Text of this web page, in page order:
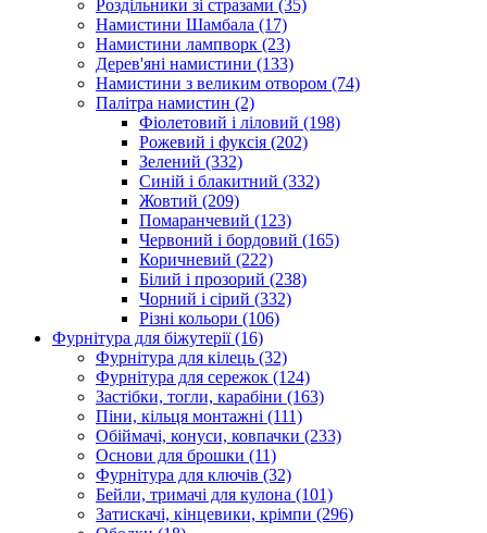
Роздільники зі стразами (35)
Намистини Шамбала (17)
Намистини лампворк (23)
Дерев'яні намистини (133)
Намистини з великим отвором (74)
Палітра намистин (2)
Фіолетовий і ліловий (198)
Рожевий і фуксія (202)
Зелений (332)
Синій і блакитний (332)
Жовтий (209)
Помаранчевий (123)
Червоний і бордовий (165)
Коричневий (222)
Білий і прозорий (238)
Чорний і сірий (332)
Різні кольори (106)
Фурнітура для біжутерії(16)
Фурнітура для кілець (32)
Фурнітура для сережок (124)
Застібки, тогли, карабіни (163)
Піни, кільця монтажні (111)
Обіймачі, конуси, ковпачки (233)
Основи для брошки (11)
Фурнітура для ключів (32)
Бейли, тримачі для кулона (101)
Затискачі, кінцевики, крімпи (296)